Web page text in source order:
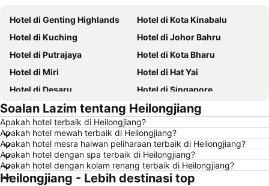
Hotel di Genting Highlands
Hotel di Kota Kinabalu
Hotel di Kuching
Hotel di Johor Bahru
Hotel di Putrajaya
Hotel di Kota Bharu
Hotel di Miri
Hotel di Hat Yai
Hotel di Desaru
Hotel di Singapore
Hotel di Alor Setar
Hotel di Shah Alam
Hotel di Taiping
Hotel di Batu Ferringhi
Hotel di Georgetown
Hotel di Bintulu
Hotel di Brinchang
Hotel di Bangi
Hotel di Sungai Petani
Hotel di Perlis
Soalan Lazim tentang Heilongjiang
Apakah hotel terbaik di Heilongjiang?
Apakah hotel mewah terbaik di Heilongjiang?
Apakah hotel mesra haiwan peliharaan terbaik di Heilongjiang?
Apakah hotel dengan spa terbaik di Heilongjiang?
Apakah hotel dengan kolam renang terbaik di Heilongjiang?
Heilongjiang - Lebih destinasi top